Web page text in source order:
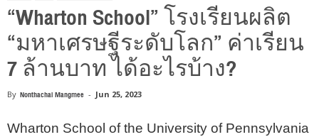
“Wharton School” โรงเรียนผลิต
“มหาเศรษฐีระดับโลก” ค่าเรียน
7 ล้านบาท ได้อะไรบ้าง?
By Nonthachai Mangmee - Jun 25, 2023
Wharton School of the University of Pennsylvania